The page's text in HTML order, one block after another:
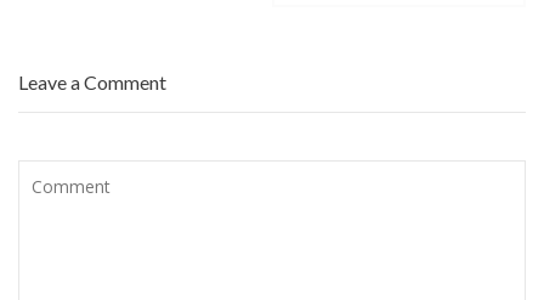
Leave a Comment